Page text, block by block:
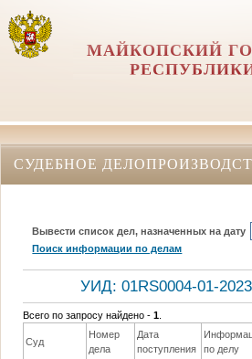
МАЙКОПСКИЙ
СУДЕБНОЕ
Вывести список дел, назначенных на дату
Поиск информации по делам
УИД: 01RS0004-01-
Всего по запросу найдено -1
Суд
Номер
дела
Дата
поступления
по делу